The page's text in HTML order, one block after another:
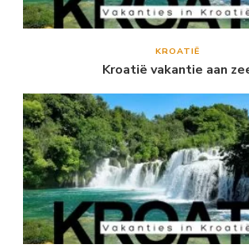
KROATIË
Kroatië vakantie aan